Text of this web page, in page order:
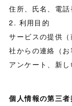
住所、氏名、電
2. 利用目的
サービスの提供
社からの連絡（
アンケート、新し
個人情報の第三